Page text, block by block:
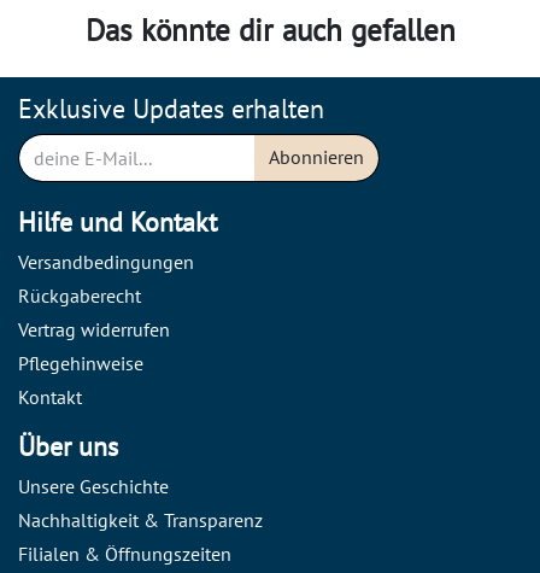
Das könnte dir auch gefallen
Hilfe und Kontakt
Versandbedingungen
Rückgaberecht
Vertrag widerrufen
Pflegehinweise
Kontakt
Über uns
Unsere Geschichte
Nachhaltigkeit & Transparenz
Filialen & Öffnungszeiten
Exklusive Updates erhalten
Abonnieren